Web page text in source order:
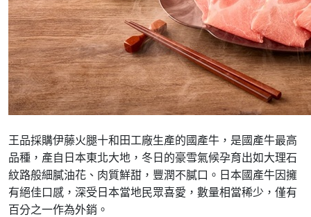
王品採購伊藤火腿十和田工廠生產的國產牛，是國產牛最高
品種，產自日本東北大地，冬日的豪雪氣候孕育出如大理石
紋路般細膩油花、肉質鮮甜，豐潤不膩口。日本國產牛因擁
有絕佳口感，深受日本當地民眾喜愛，數量相當稀少，僅有
百分之一作為外銷。